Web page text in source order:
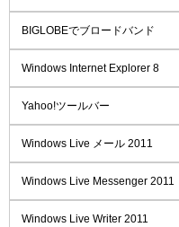
BIGLOBEでブロードバンド
Windows Internet Explorer 8
Yahoo!ツールバー
Windows Live メール 2011
Windows Live Messenger 2011
Windows Live Writer 2011